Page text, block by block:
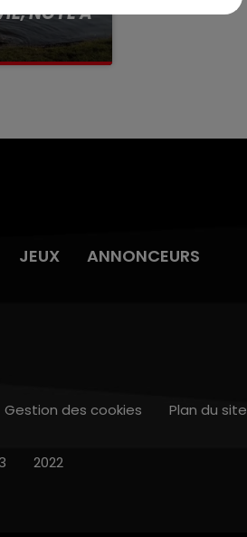
NOYÉ À
JEUX ANNONCEURS
Gestion des cookies Plan du site
2022